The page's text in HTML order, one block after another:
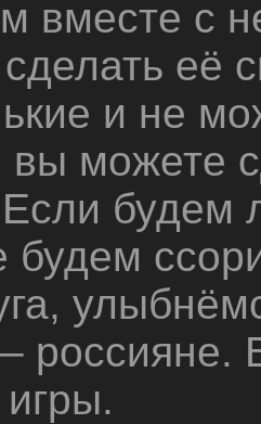
вместе с
её
и не
можете
будем
будем
россияне.